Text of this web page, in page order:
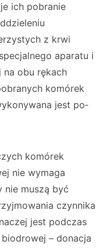
ich pobranie
z krwi
aparatu i
obu rękach
komórek
jest po­
komórek
nie wyma­ga
nie muszą być
czynnika
jest podczas
– donacja